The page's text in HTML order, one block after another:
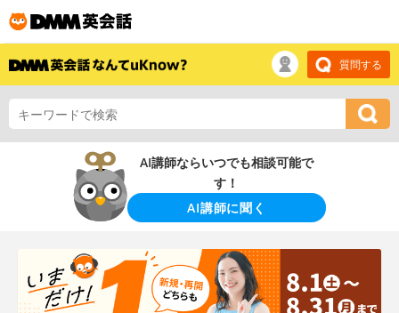
質問する
AI講師ならいつでも相談可能で
す！
AI講師に聞く